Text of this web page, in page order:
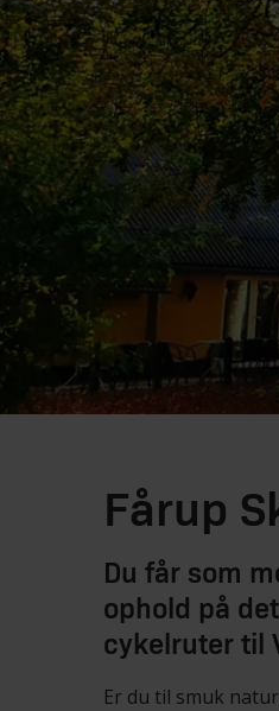
Fårup
Du får som
ophold på
cykelruter til
Er du til smuk